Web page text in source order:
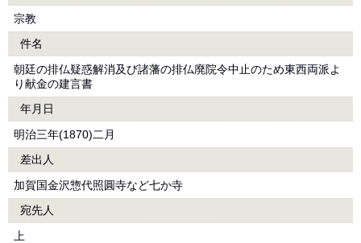
宗教
件名
朝廷の排仏疑惑解消及び諸藩の排仏廃院令中止のため東西両派よ
り献金の建言書
年月日
明治三年(1870)二月
差出人
加賀国金沢惣代照圓寺など七か寺
宛先人
上